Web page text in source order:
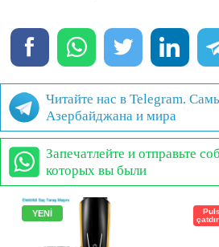
Читайте нас в Telegram.
Азербайджана и мира
Запечатлейте и отправьте
которых вы были